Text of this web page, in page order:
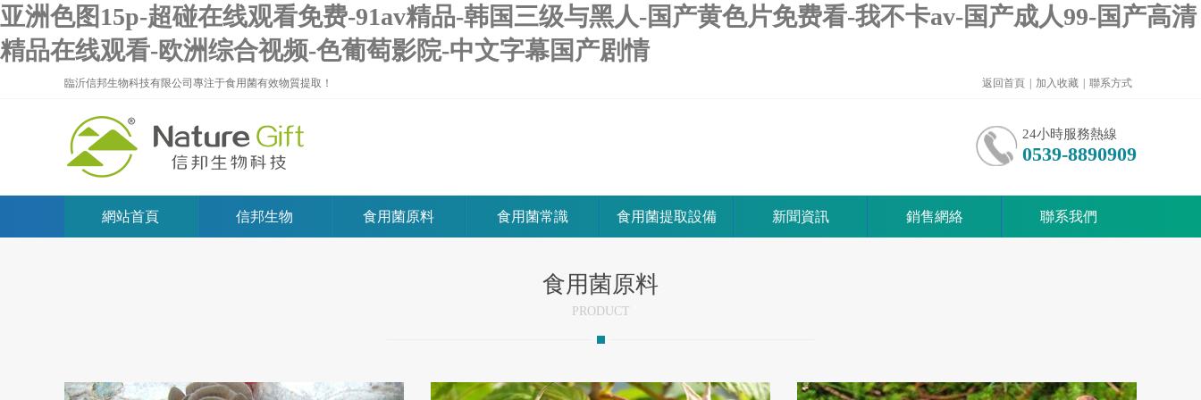
亚洲色图15p-超碰在线观看免费-91av精品-韩国三级与黑人-国产黄色片免费看-我不卡av-国产成人99-国产高清
精品在线观看-欧洲综合视频-色葡萄影院-中文字幕国产剧情
臨沂信邦生物科技有限公司專注于食用菌有效物質提取！ 返回首頁 加入收藏 聯系方式
24小時服務熱線
0539-8890909
網站首頁 信邦生物 食用菌原料 食用菌常識 食用菌提取設備 新聞資訊 銷售網絡 聯系我們
食用菌原料
PRODUCT